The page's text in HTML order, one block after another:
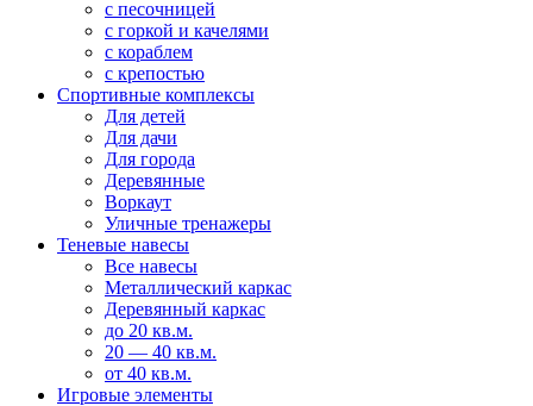
с песочницей
с горкой и качелями
с кораблем
с крепостью
Спортивные комплексы
Для детей
Для дачи
Для города
Деревянные
Воркаут
Уличные тренажеры
Теневые навесы
Все навесы
Металлический каркас
Деревянный каркас
до 20 кв.м.
20 — 40 кв.м.
от 40 кв.м.
Игровые элементы